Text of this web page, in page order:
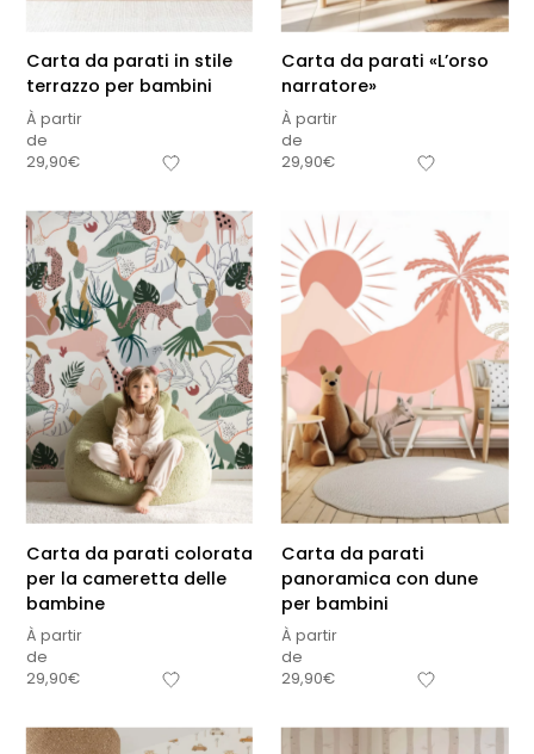
Carta da parati in stile
terrazzo per bambini
À partir
de
29,90€
Carta da parati «L’orso
narratore»
À partir
de
29,90€
Carta da parati colorata
per la cameretta delle
bambine
À partir
de
29,90€
Carta da parati
panoramica con dune
per bambini
À partir
de
29,90€